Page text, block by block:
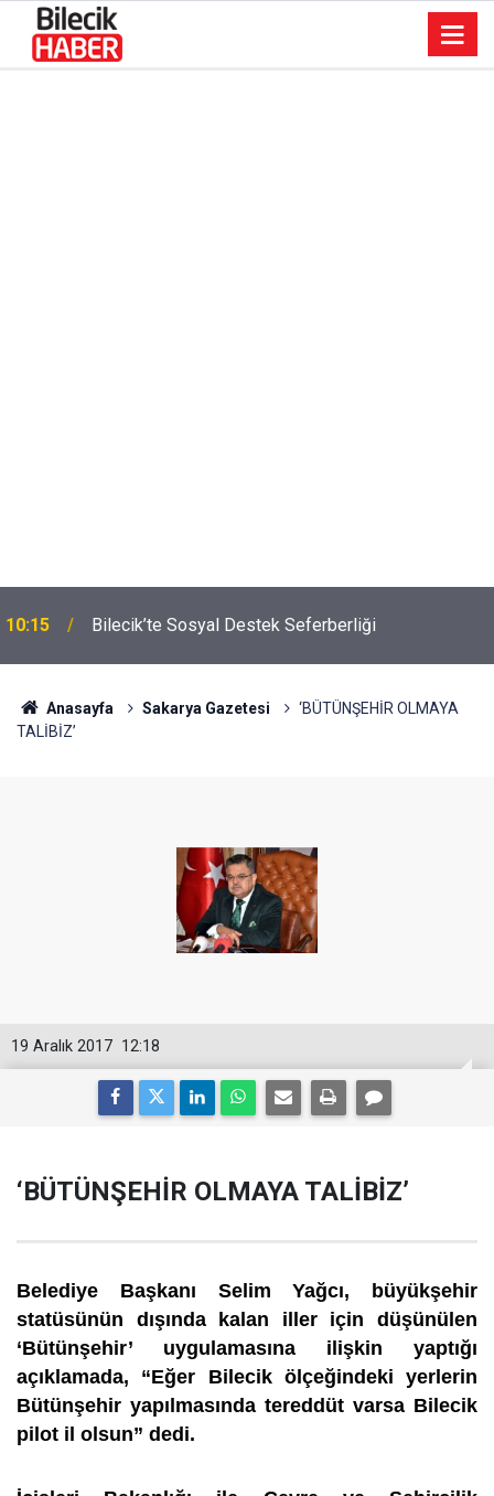
10:15 Bilecik’te Sosyal Destek Seferberliği
Anasayfa Sakarya Gazetesi
‘BÜTÜNŞEHİR OLMAYA
TALİBİZ’
12:18
19 Aralık 2017
‘BÜTÜNŞEHİR OLMAYA TALİBİZ’
Belediye Başkanı Selim Yağcı, büyükşehir
statüsünün dışında kalan iller için düşünülen
‘Bütünşehir’ uygulamasına ilişkin yaptığı
açıklamada, “Eğer Bilecik ölçeğindeki yerlerin
Bütünşehir yapılmasında tereddüt varsa Bilecik
pilot il olsun” dedi.